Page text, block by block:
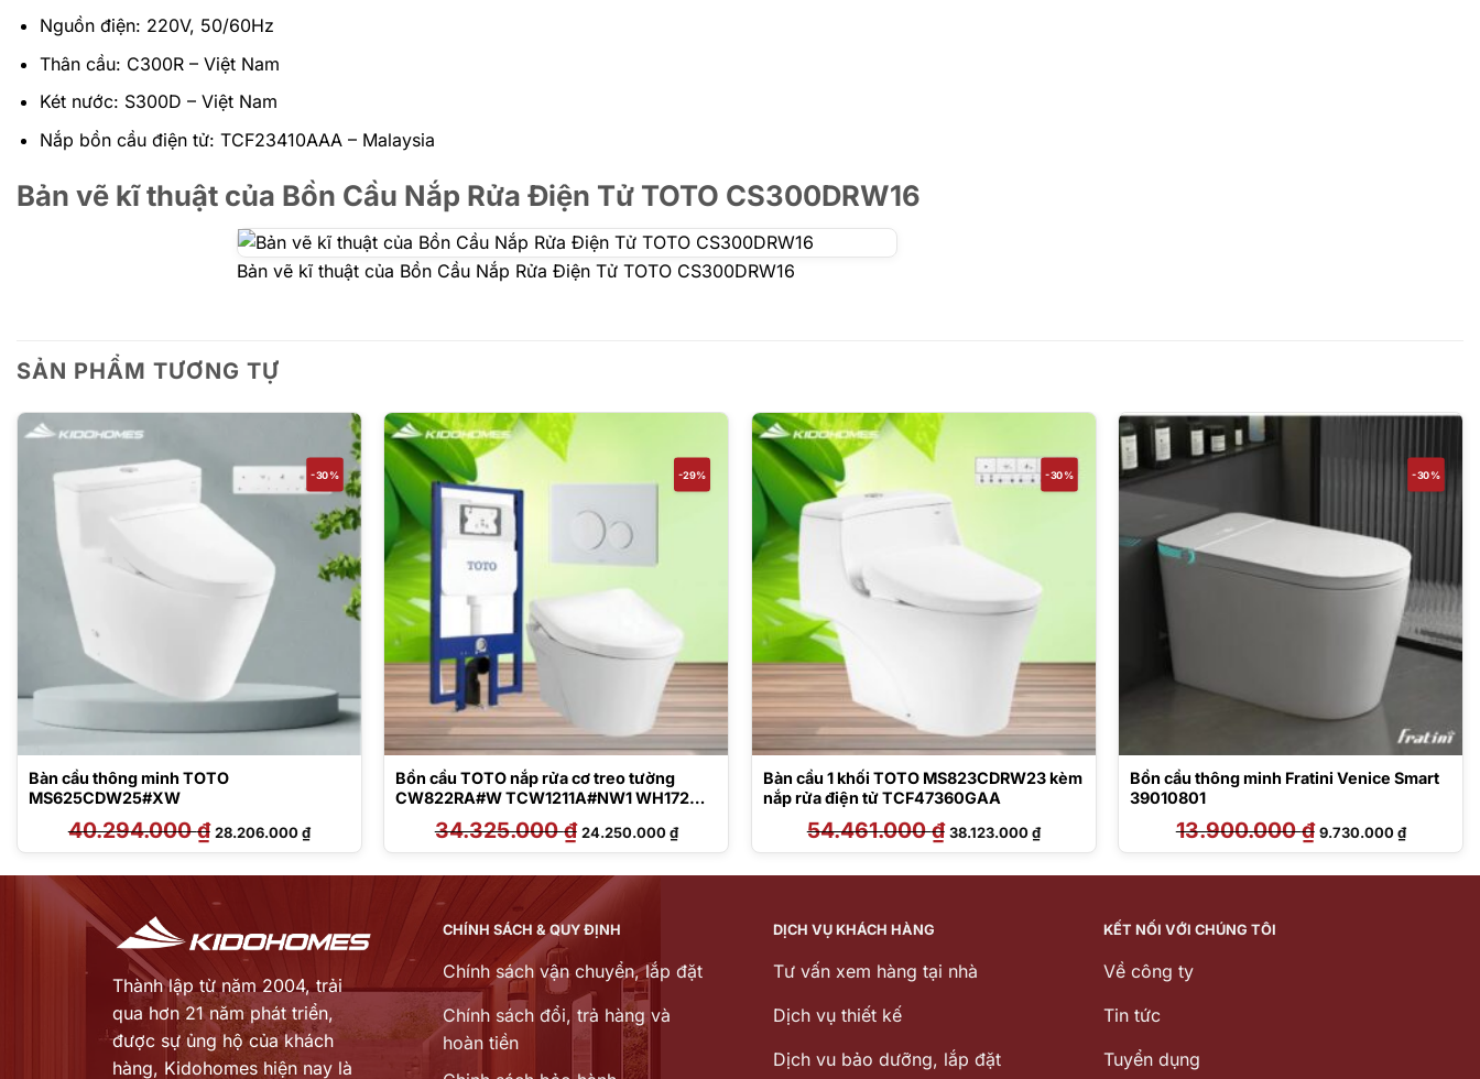
Nguồn điện: 220V, 50/60Hz
Thân cầu: C300R – Việt Nam
Két nước: S300D – Việt Nam
Nắp bồn cầu điện tử: TCF23410AAA – Malaysia
Bản vẽ kĩ thuật của Bồn Cầu Nắp Rửa Điện Tử TOTO CS300DRW16
Bản vẽ kĩ thuật của Bồn Cầu Nắp Rửa Điện Tử TOTO CS300DRW16
SẢN PHẨM TƯƠNG TỰ
-30%
Bàn cầu thông minh TOTO
MS625CDW25#XW
40.294.000₫ Giá
gốc
là:
28.206.000₫Giá
hiện
tại
28.206.000 ₫.
-29%
Bồn cầu TOTO nắp rửa cơ treo tường
CW822RA#W TCW1211A#NW1 WH172A
MB176G#WH
34.325.000₫ Giá
gốc
là:
24.250.000₫Giá
hiện
tại
24.250.000 ₫.
-30%
Bàn cầu 1 khối TOTO MS823CDRW23 kèm
nắp rửa điện tử TCF47360GAA
54.461.000₫ Giá
gốc
là:
38.123.000₫Giá
hiện
tại
38.123.000 ₫.
-30%
Bồn cầu thông minh Fratini Venice Smart
39010801
13.900.000₫ Giá
gốc
là:
9.730.000₫Giá
hiện
tại
9.730.000
₫.
Thành lập từ năm 2004, trải
qua hơn 21 năm phát triển,
được sự ủng hộ của khách
hàng, Kidohomes hiện nay là
CHÍNH SÁCH & QUY ĐỊNH
Chính sách vận chuyển, lắp đặt
Chính sách đổi, trả hàng và
hoàn tiền
DỊCH VỤ KHÁCH HÀNG
Tư vấn xem hàng tại nhà
Dịch vụ thiết kế
Dịch vu bảo dưỡng, lắp đặt
KẾT NỐI VỚI CHÚNG TÔI
Về công ty
Tin tức
Tuyển dụng